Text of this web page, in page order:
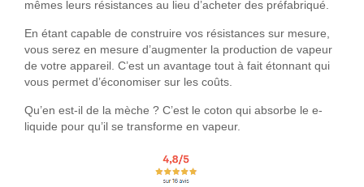
mêmes leurs résistances au lieu d’acheter des préfabriqué.
En étant capable de construire vos résistances sur mesure,
vous serez en mesure d’augmenter la production de vapeur
de votre appareil. C’est un avantage tout à fait étonnant qui
vous permet d’économiser sur les coûts.
Qu’en est-il de la mèche ? C’est le coton qui absorbe le e-
liquide pour qu’il se transforme en vapeur.